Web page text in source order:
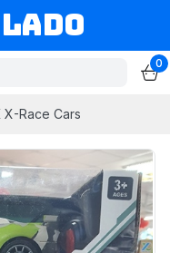
0
Race Cars